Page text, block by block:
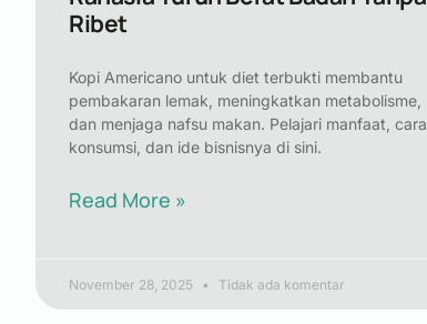
Ribet
Kopi Americano untuk diet terbukti membantu
pembakaran lemak, meningkatkan metabolisme,
dan menjaga nafsu makan. Pelajari manfaat, cara
konsumsi, dan ide bisnisnya di sini.
Read More »
November 28, 2025 Tidak ada komentar